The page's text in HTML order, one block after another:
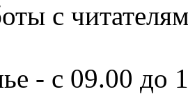
с
- с 09.00 до